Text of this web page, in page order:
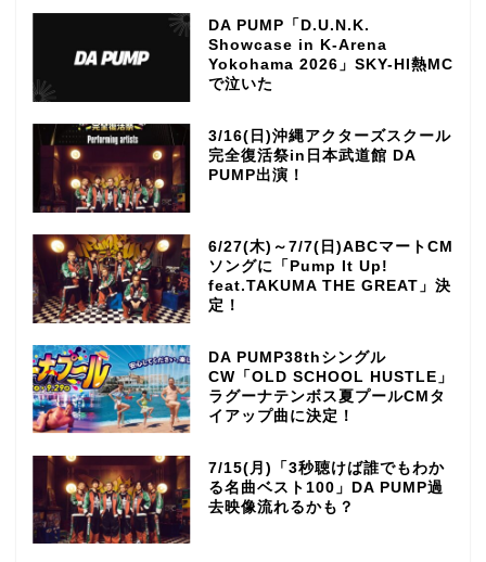
DA PUMP「D.U.N.K.
Showcase in K-Arena
Yokohama 2026」SKY-HI熱MC
で泣いた
3/16(日)沖縄アクターズスクール
完全復活祭in日本武道館 DA
PUMP出演！
6/27(木)～7/7(日)ABCマートCM
ソングに「Pump It Up!
feat.TAKUMA THE GREAT」決
定！
DA PUMP38thシングル
CW「OLD SCHOOL HUSTLE」
ラグーナテンボス夏プールCMタ
イアップ曲に決定！
7/15(月)「3秒聴けば誰でもわか
る名曲ベスト100」DA PUMP過
去映像流れるかも？